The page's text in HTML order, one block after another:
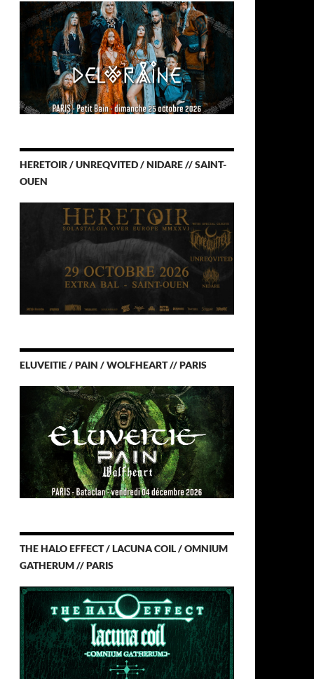
HERETOIR / UNREQVITED / NIDARE // SAINT-
OUEN
ELUVEITIE / PAIN / WOLFHEART // PARIS
THE HALO EFFECT / LACUNA COIL / OMNIUM
GATHERUM // PARIS